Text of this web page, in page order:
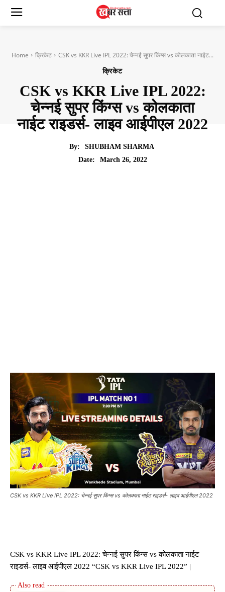
Home क्रिकेट CSK vs KKR Live IPL 2022: चेन्नई सुपर किंग्स vs कोलकाता नाईट...
क्रिकेट
CSK vs KKR Live IPL 2022:
चेन्नई सुपर किंग्स vs कोलकाता
नाईट राइडर्स- लाइव आईपीएल 2022
By:
SHUBHAM SHARMA
Date:
March 26, 2022
CSK vs KKR Live IPL 2022: चेन्नई सुपर किंग्स vs कोलकाता नाईट राइडर्स- लाइव आईपीएल 2022
CSK vs KKR Live IPL 2022: चेन्नई सुपर किंग्स vs कोलकाता नाईट
राइडर्स- लाइव आईपीएल 2022 “CSK vs KKR Live IPL 2022” |